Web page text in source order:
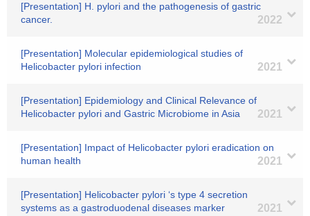
[Presentation] H. pylori and the pathogenesis of gastric
cancer.
2022
[Presentation] Molecular epidemiological studies of
Helicobacter pylori infection
2021
[Presentation] Epidemiology and Clinical Relevance of
Helicobacter pylori and Gastric Microbiome in Asia
2021
[Presentation] Impact of Helicobacter pylori eradication on
human health
2021
[Presentation] Helicobacter pylori ‘s type 4 secretion
systems as a gastroduodenal diseases marker
2021